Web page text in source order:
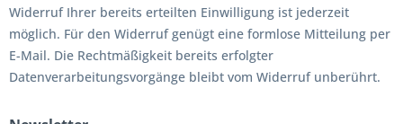
Widerruf Ihrer bereits erteilten Einwilligung ist jederzeit
möglich. Für den Widerruf genügt eine formlose Mitteilung per
E-Mail. Die Rechtmäßigkeit bereits erfolgter
Datenverarbeitungsvorgänge bleibt vom Widerruf unberührt.